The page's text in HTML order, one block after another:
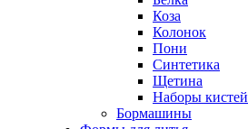
Коза
Колонок
Пони
Синтетика
Щетина
Наборы кистей
Бормашины